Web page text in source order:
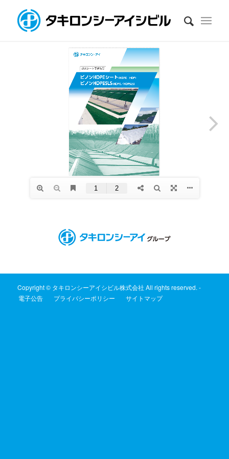
Copyright © タキロンシーアイシビル株式会社 All rights reserved. -
電子公告
プライバシーポリシー サイトマップ